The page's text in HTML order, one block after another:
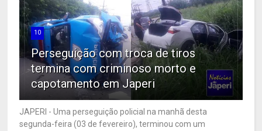
10
Perseguição com troca de tiros
termina com criminoso morto e
capotamento em Japeri
JAPERI - Uma perseguição policial na manhã desta
segunda-feira (03 de fevereiro), terminou com um